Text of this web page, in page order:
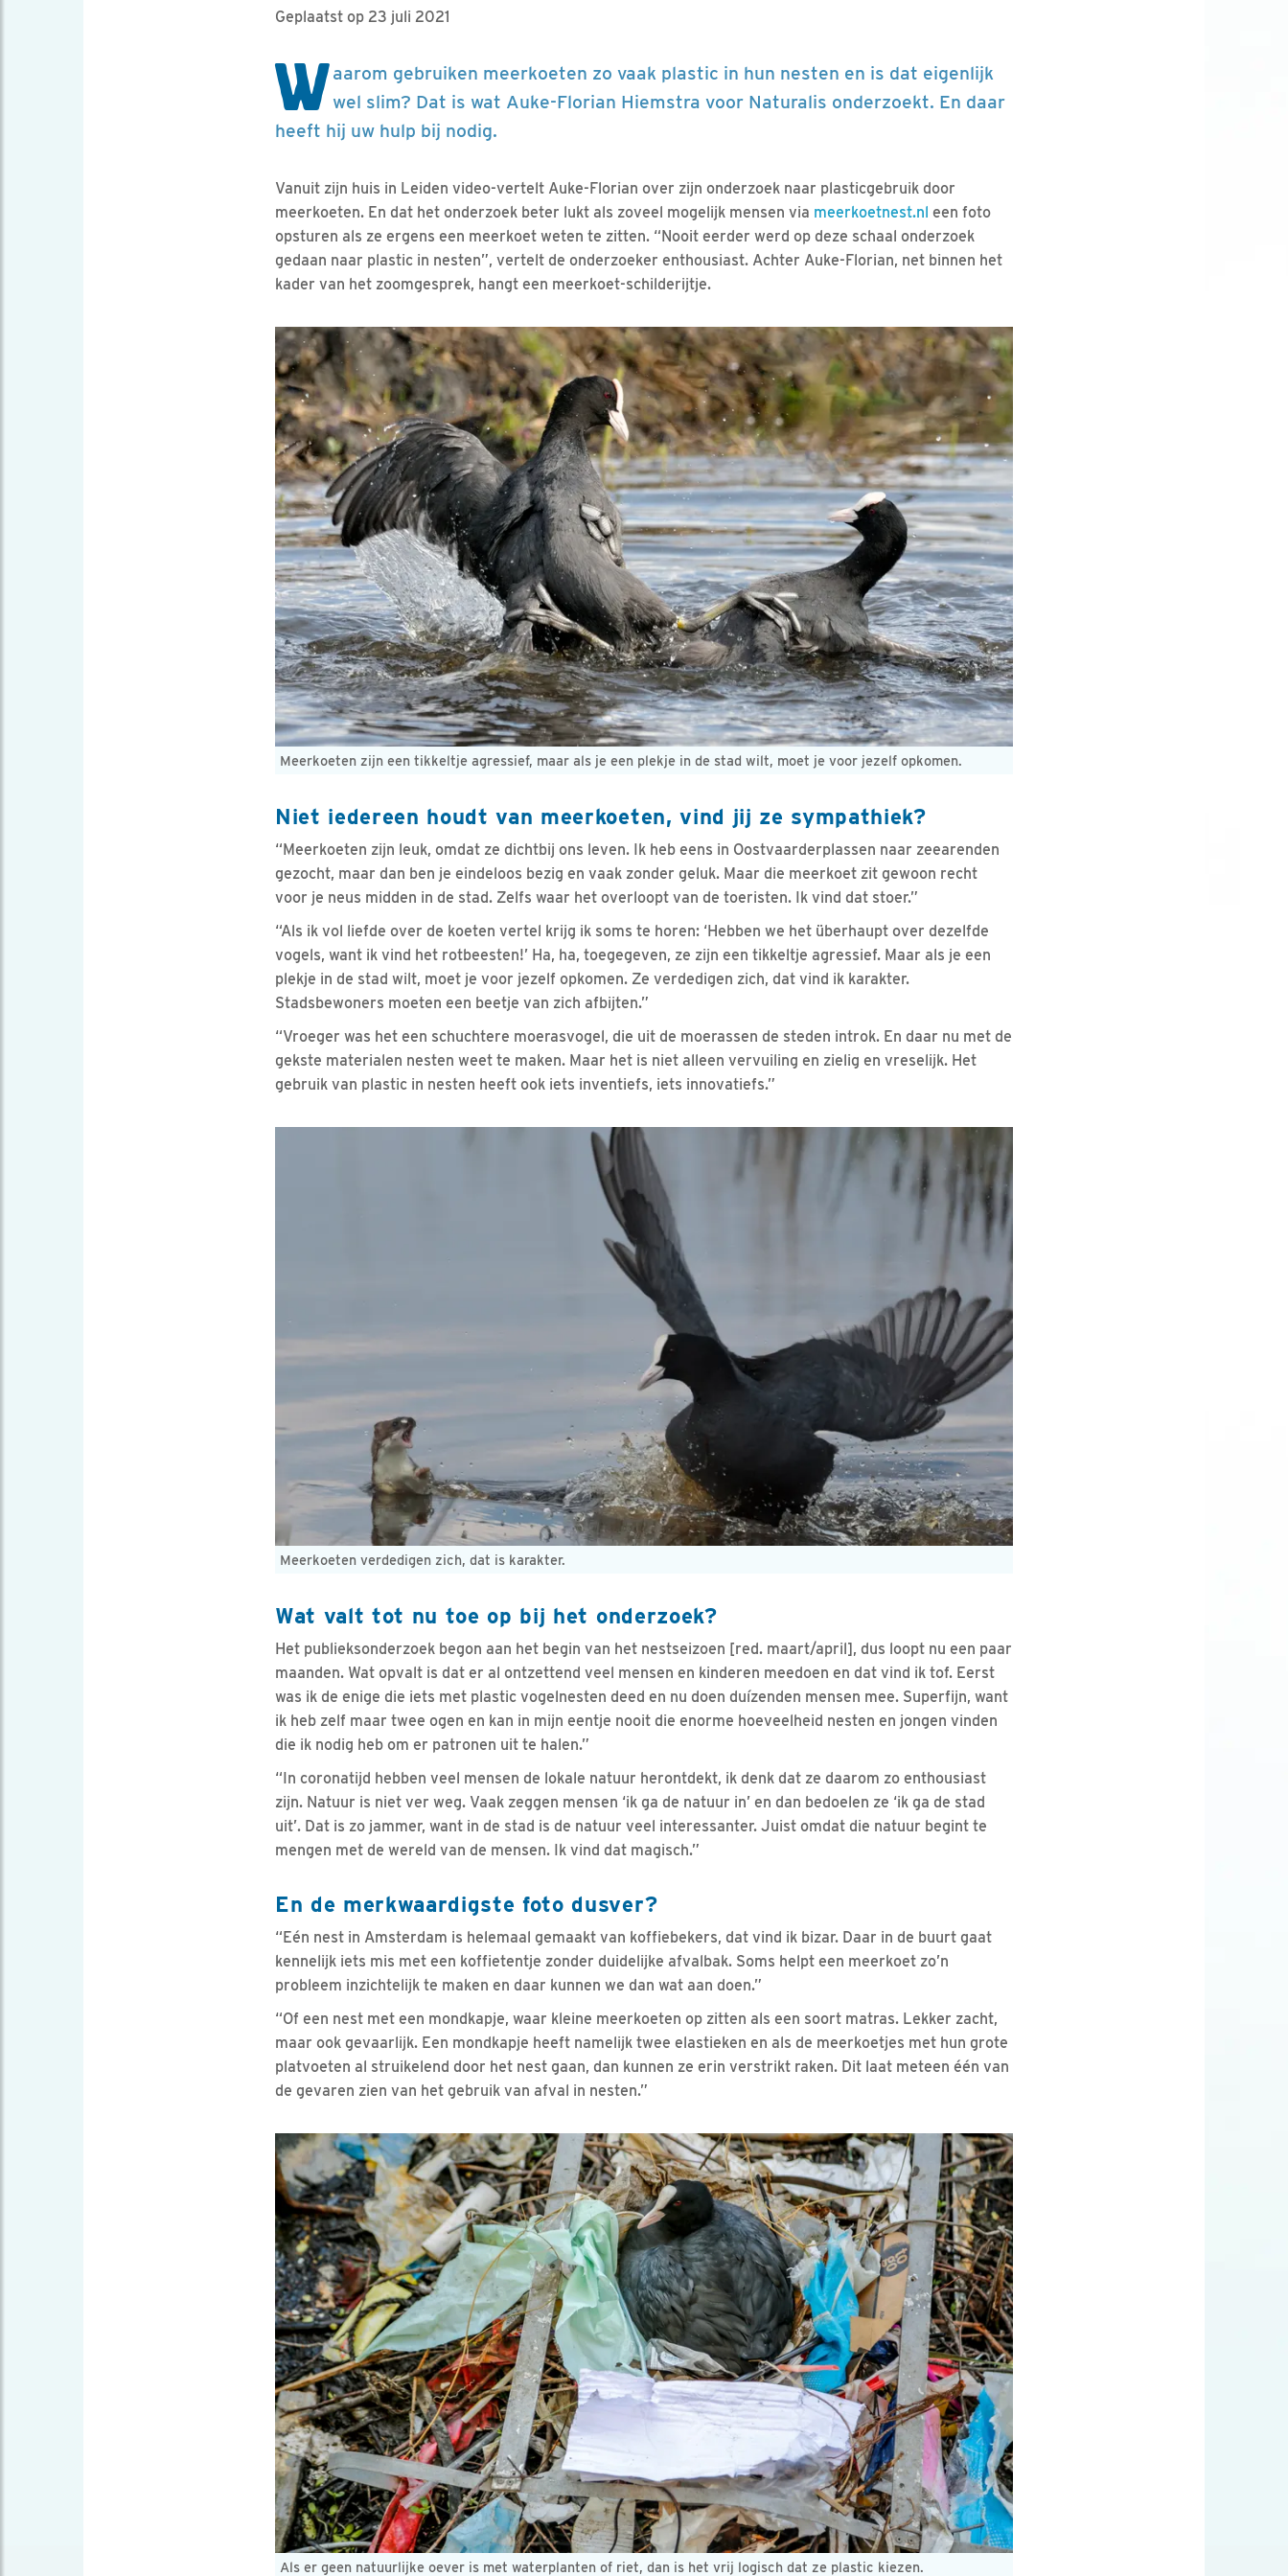
Geplaatst op 23 juli 2021
Waarom gebruiken meerkoeten zo vaak plastic in hun nesten en is dat eigenlijk
wel slim? Dat is wat Auke-Florian Hiemstra voor Naturalis onderzoekt. En daar
heeft hij uw hulp bij nodig.
Vanuit zijn huis in Leiden video-vertelt Auke-Florian over zijn onderzoek naar plasticgebruik door
meerkoeten. En dat het onderzoek beter lukt als zoveel mogelijk mensen via meerkoetnest.nl een foto
opsturen als ze ergens een meerkoet weten te zitten. “Nooit eerder werd op deze schaal onderzoek
gedaan naar plastic in nesten”, vertelt de onderzoeker enthousiast. Achter Auke-Florian, net binnen het
kader van het zoomgesprek, hangt een meerkoet-schilderijtje.
Meerkoeten zijn een tikkeltje agressief, maar als je een plekje in de stad wilt, moet je voor jezelf opkomen.
Niet iedereen houdt van meerkoeten, vind jij ze sympathiek?
“Meerkoeten zijn leuk, omdat ze dichtbij ons leven. Ik heb eens in Oostvaarderplassen naar zeearenden
gezocht, maar dan ben je eindeloos bezig en vaak zonder geluk. Maar die meerkoet zit gewoon recht
voor je neus midden in de stad. Zelfs waar het overloopt van de toeristen. Ik vind dat stoer.”
“Als ik vol liefde over de koeten vertel krijg ik soms te horen: ‘Hebben we het überhaupt over dezelfde
vogels, want ik vind het rotbeesten!’ Ha, ha, toegegeven, ze zijn een tikkeltje agressief. Maar als je een
plekje in de stad wilt, moet je voor jezelf opkomen. Ze verdedigen zich, dat vind ik karakter.
Stadsbewoners moeten een beetje van zich afbijten.”
“Vroeger was het een schuchtere moerasvogel, die uit de moerassen de steden introk. En daar nu met de
gekste materialen nesten weet te maken. Maar het is niet alleen vervuiling en zielig en vreselijk. Het
gebruik van plastic in nesten heeft ook iets inventiefs, iets innovatiefs.”
Meerkoeten verdedigen zich, dat is karakter.
Wat valt tot nu toe op bij het onderzoek?
Het publieksonderzoek begon aan het begin van het nestseizoen [red. maart/april], dus loopt nu een paar
maanden. Wat opvalt is dat er al ontzettend veel mensen en kinderen meedoen en dat vind ik tof. Eerst
was ik de enige die iets met plastic vogelnesten deed en nu doen duízenden mensen mee. Superfijn, want
ik heb zelf maar twee ogen en kan in mijn eentje nooit die enorme hoeveelheid nesten en jongen vinden
die ik nodig heb om er patronen uit te halen.”
“In coronatijd hebben veel mensen de lokale natuur herontdekt, ik denk dat ze daarom zo enthousiast
zijn. Natuur is niet ver weg. Vaak zeggen mensen ‘ik ga de natuur in’ en dan bedoelen ze ‘ik ga de stad
uit’. Dat is zo jammer, want in de stad is de natuur veel interessanter. Juist omdat die natuur begint te
mengen met de wereld van de mensen. Ik vind dat magisch.”
En de merkwaardigste foto dusver?
“Eén nest in Amsterdam is helemaal gemaakt van koffiebekers, dat vind ik bizar. Daar in de buurt gaat
kennelijk iets mis met een koffietentje zonder duidelijke afvalbak. Soms helpt een meerkoet zo’n
probleem inzichtelijk te maken en daar kunnen we dan wat aan doen.”
“Of een nest met een mondkapje, waar kleine meerkoeten op zitten als een soort matras. Lekker zacht,
maar ook gevaarlijk. Een mondkapje heeft namelijk twee elastieken en als de meerkoetjes met hun grote
platvoeten al struikelend door het nest gaan, dan kunnen ze erin verstrikt raken. Dit laat meteen één van
de gevaren zien van het gebruik van afval in nesten.”
Als er geen natuurlijke oever is met waterplanten of riet, dan is het vrij logisch dat ze plastic kiezen.